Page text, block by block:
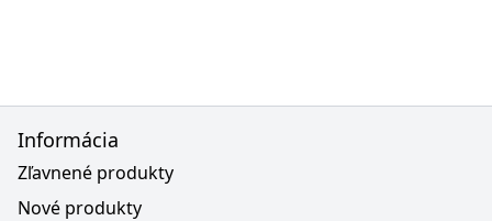
Informácia
Zľavnené produkty
Nové produkty